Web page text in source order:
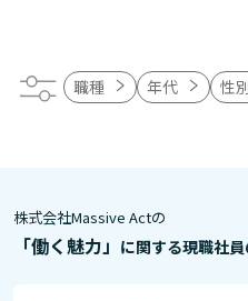
職種 年代 性別
株式会社Massive Actの
「働く魅力」 に関する現職社